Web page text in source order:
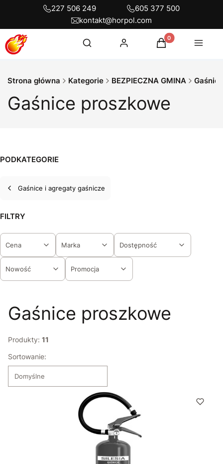
227 506 249
605 377 500
kontakt@horpol.com
Otwórz wyszukiwarkę
Szukaj Zaloguj się Produkty w
Koszyk Menu
Strona główna Kategorie BEZPIECZNA GMINA
Gaśnice proszkowe
PODKATEGORIE
Gaśnice i agregaty gaśnicze
FILTRY
Cena Marka Dostępność
Nowość Promocja
Gaśnice proszkowe
Produkty: 11
Lista produktów
Sortowanie:
Domyślne